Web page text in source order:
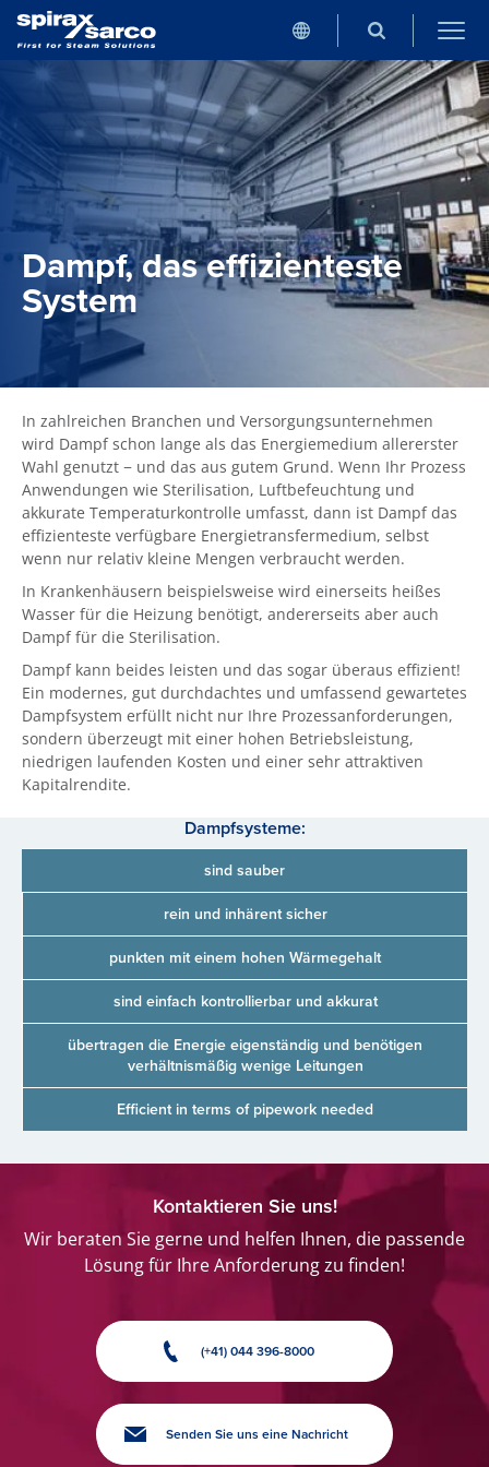
Dampf, das effizienteste
System
In zahlreichen Branchen und Versorgungsunternehmen
wird Dampf schon lange als das Energiemedium allererster
Wahl genutzt − und das aus gutem Grund. Wenn Ihr Prozess
Anwendungen wie Sterilisation, Luftbefeuchtung und
akkurate Temperaturkontrolle umfasst, dann ist Dampf das
effizienteste verfügbare Energietransfermedium, selbst
wenn nur relativ kleine Mengen verbraucht werden.
In Krankenhäusern beispielsweise wird einerseits heißes
Wasser für die Heizung benötigt, andererseits aber auch
Dampf für die Sterilisation.
Dampf kann beides leisten und das sogar überaus effizient!
Ein modernes, gut durchdachtes und umfassend gewartetes
Dampfsystem erfüllt nicht nur Ihre Prozessanforderungen,
sondern überzeugt mit einer hohen Betriebsleistung,
niedrigen laufenden Kosten und einer sehr attraktiven
Kapitalrendite.
Dampfsysteme:
sind sauber
rein und inhärent sicher
punkten mit einem hohen Wärmegehalt
sind einfach kontrollierbar und akkurat
übertragen die Energie eigenständig und benötigen
verhältnismäßig wenige Leitungen
Efficient in terms of pipework needed
Kontaktieren Sie uns!
Wir beraten Sie gerne und helfen Ihnen, die passende
Lösung für Ihre Anforderung zu finden!
(+41) 044 396-8000
Senden Sie uns eine Nachricht